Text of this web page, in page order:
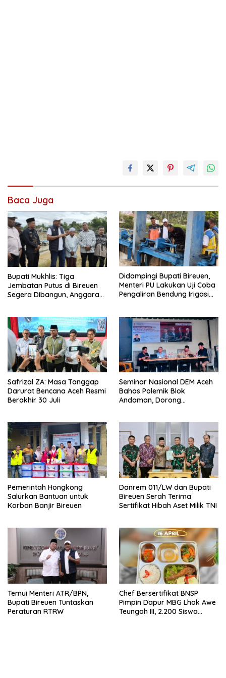
Baca Juga
Bupati Mukhlis: Tiga
Jembatan Putus di Bireuen
Segera Dibangun, Anggaran
Didampingi Bupati Bireuen,
Menteri PU Lakukan Uji Coba
Pengaliran Bendung Irigasi
Safrizal ZA: Masa Tanggap
Darurat Bencana Aceh Resmi
Berakhir 30 Juli
Seminar Nasional DEM Aceh
Bahas Polemik Blok
Andaman, Dorong
Pemerintah Hongkong
Salurkan Bantuan untuk
Korban Banjir Bireuen
Danrem 011/LW dan Bupati
Bireuen Serah Terima
Sertifikat Hibah Aset Milik TNI
Temui Menteri ATR/BPN,
Bupati Bireuen Tuntaskan
Peraturan RTRW
Chef Bersertifikat BNSP
Pimpin Dapur MBG Lhok Awe
Teungoh III, 2.200 Siswa